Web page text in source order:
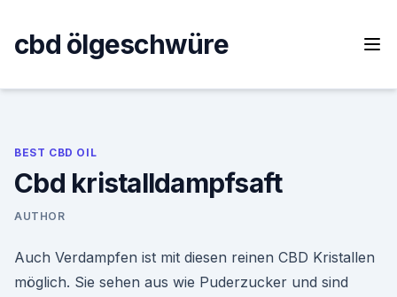
content
cbd ölgeschwüre
BEST CBD OIL
Cbd kristalldampfsaft
AUTHOR
Auch Verdampfen ist mit diesen reinen CBD Kristallen
möglich. Sie sehen aus wie Puderzucker und sind